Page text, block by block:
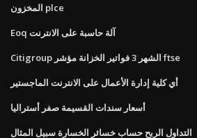
المخزون plce
Eoq آلة حاسبة على الانترنت
Citigroup الشهر 3 فواتير الخزانة مؤشر ftse
أي كلية إدارة الأعمال على الانترنت الماجستير
أسعار سندات القسيمة صفر أستراليا
التداول الربح حساب خسائر الخسارة سبيل المثال